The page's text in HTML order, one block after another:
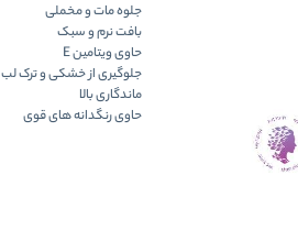
جلوه مات و مخملی
بافت نرم و سبک
حاوی ویتامین E
جلوگیری از خشکی و ترک لب
ماندگاری بالا
حاوی رنگدانه های قوی